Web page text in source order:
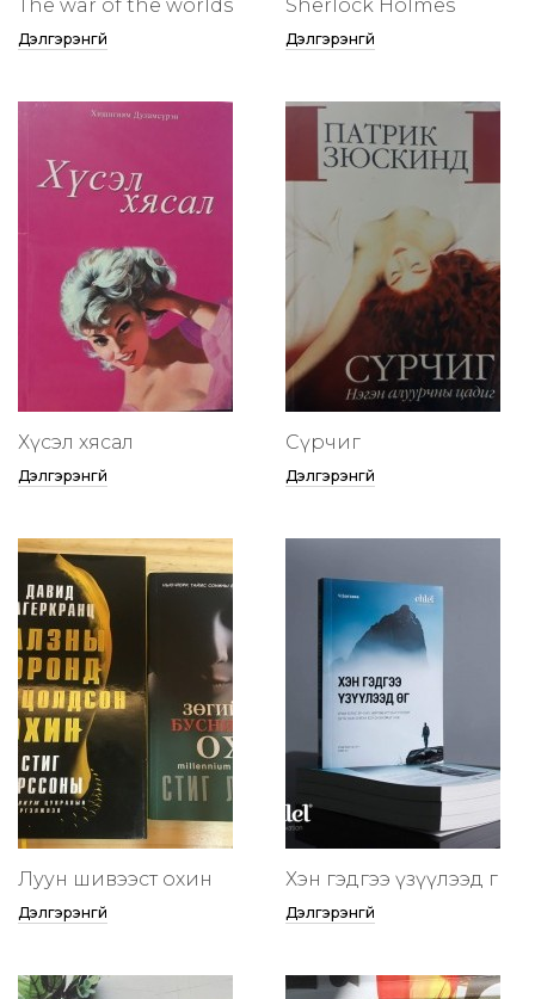
The war of the worlds
Дэлгэрэнгүй
Sherlock Holmes
Дэлгэрэнгүй
Хүсэл хясал
Дэлгэрэнгүй
Сүрчиг
Дэлгэрэнгүй
Луун шивээст охин
Дэлгэрэнгүй
Хэн гэдгээ үзүүлээд өг
Дэлгэрэнгүй